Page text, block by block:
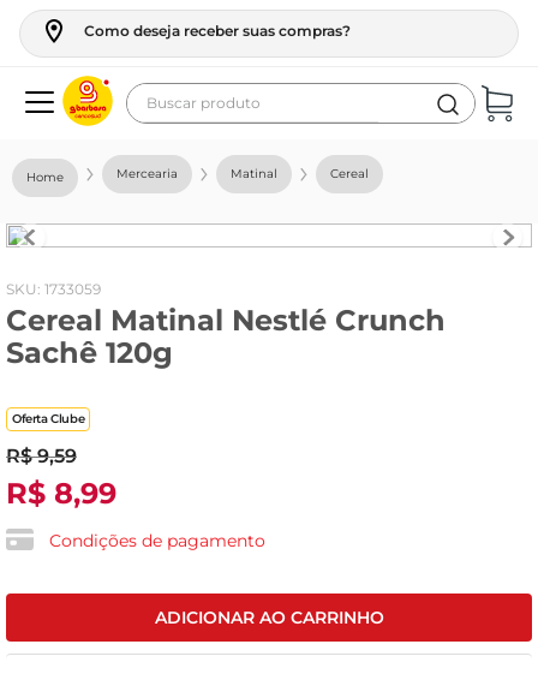
Como deseja receber suas compras?
Buscar produto
Mercearia Matinal Cereal
: 1733059
Cereal Matinal Nestlé Crunch
Sachê 120g
Oferta Clube
R$ 9,59
R$ 8,99
Condições de pagamento
ADICIONAR AO CARRINHO
geladeira
fogao
café
cerveja
frango
leite
vinho
leite pó